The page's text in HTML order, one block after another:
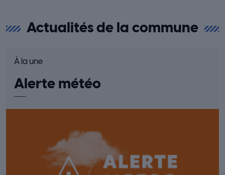
Actualités de la commune
À la une
Alerte météo